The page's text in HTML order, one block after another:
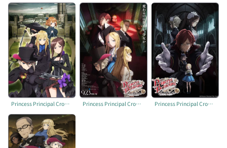
Princess Principal Crown Handler 第1章 Princess Principal Crown Handler 第2章 Princess Principal Crown Handler 第3章